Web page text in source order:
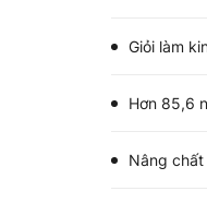
Giỏi làm
Hơn 85,6
Nâng